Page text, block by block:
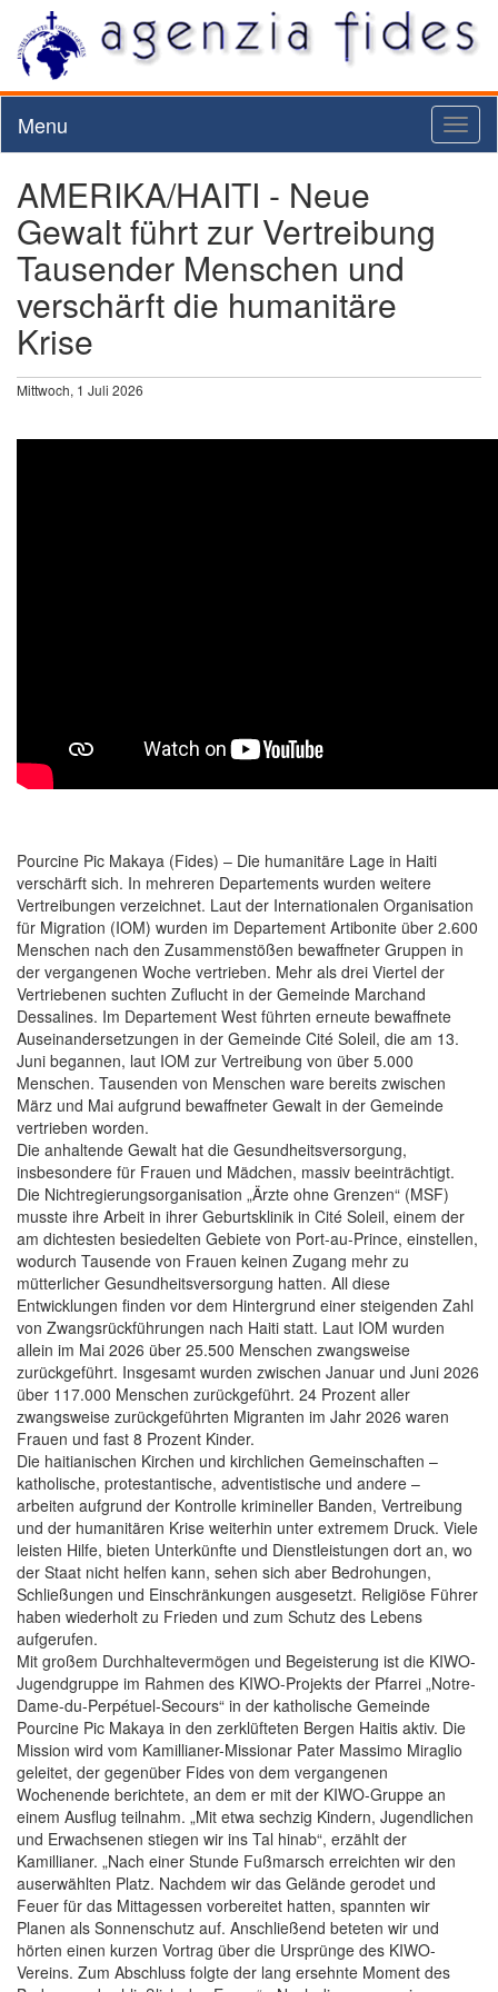
Menu
AMERIKA/HAITI - Neue
Gewalt führt zur Vertreibung
Tausender Menschen und
verschärft die humanitäre
Krise
Mittwoch, 1 Juli 2026
Pourcine Pic Makaya (Fides) – Die humanitäre Lage in Haiti
verschärft sich. In mehreren Departements wurden weitere
Vertreibungen verzeichnet. Laut der Internationalen Organisation
für Migration (IOM) wurden im Departement Artibonite über 2.600
Menschen nach den Zusammenstößen bewaffneter Gruppen in
der vergangenen Woche vertrieben. Mehr als drei Viertel der
Vertriebenen suchten Zuflucht in der Gemeinde Marchand
Dessalines. Im Departement West führten erneute bewaffnete
Auseinandersetzungen in der Gemeinde Cité Soleil, die am 13.
Juni begannen, laut IOM zur Vertreibung von über 5.000
Menschen. Tausenden von Menschen ware bereits zwischen
März und Mai aufgrund bewaffneter Gewalt in der Gemeinde
vertrieben worden.
Die anhaltende Gewalt hat die Gesundheitsversorgung,
insbesondere für Frauen und Mädchen, massiv beeinträchtigt.
Die Nichtregierungsorganisation „Ärzte ohne Grenzen“ (MSF)
musste ihre Arbeit in ihrer Geburtsklinik in Cité Soleil, einem der
am dichtesten besiedelten Gebiete von Port-au-Prince, einstellen,
wodurch Tausende von Frauen keinen Zugang mehr zu
mütterlicher Gesundheitsversorgung hatten. All diese
Entwicklungen finden vor dem Hintergrund einer steigenden Zahl
von Zwangsrückführungen nach Haiti statt. Laut IOM wurden
allein im Mai 2026 über 25.500 Menschen zwangsweise
zurückgeführt. Insgesamt wurden zwischen Januar und Juni 2026
über 117.000 Menschen zurückgeführt. 24 Prozent aller
zwangsweise zurückgeführten Migranten im Jahr 2026 waren
Frauen und fast 8 Prozent Kinder.
Die haitianischen Kirchen und kirchlichen Gemeinschaften –
katholische, protestantische, adventistische und andere –
arbeiten aufgrund der Kontrolle krimineller Banden, Vertreibung
und der humanitären Krise weiterhin unter extremem Druck. Viele
leisten Hilfe, bieten Unterkünfte und Dienstleistungen dort an, wo
der Staat nicht helfen kann, sehen sich aber Bedrohungen,
Schließungen und Einschränkungen ausgesetzt. Religiöse Führer
haben wiederholt zu Frieden und zum Schutz des Lebens
aufgerufen.
Mit großem Durchhaltevermögen und Begeisterung ist die KIWO-
Jugendgruppe im Rahmen des KIWO-Projekts der Pfarrei „Notre-
Dame-du-Perpétuel-Secours“ in der katholische Gemeinde
Pourcine Pic Makaya in den zerklüfteten Bergen Haitis aktiv. Die
Mission wird vom Kamillianer-Missionar Pater Massimo Miraglio
geleitet, der gegenüber Fides von dem vergangenen
Wochenende berichtete, an dem er mit der KIWO-Gruppe an
einem Ausflug teilnahm. „Mit etwa sechzig Kindern, Jugendlichen
und Erwachsenen stiegen wir ins Tal hinab“, erzählt der
Kamillianer. „Nach einer Stunde Fußmarsch erreichten wir den
auserwählten Platz. Nachdem wir das Gelände gerodet und
Feuer für das Mittagessen vorbereitet hatten, spannten wir
Planen als Sonnenschutz auf. Anschließend beteten wir und
hörten einen kurzen Vortrag über die Ursprünge des KIWO-
Vereins. Zum Abschluss folgte der lang ersehnte Moment des